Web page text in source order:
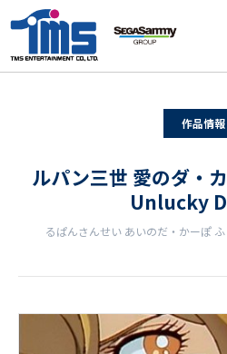
作品情報
ルパン三世 愛のダ・
Unlucky
るぱんさんせい あいのだ・かーぽ